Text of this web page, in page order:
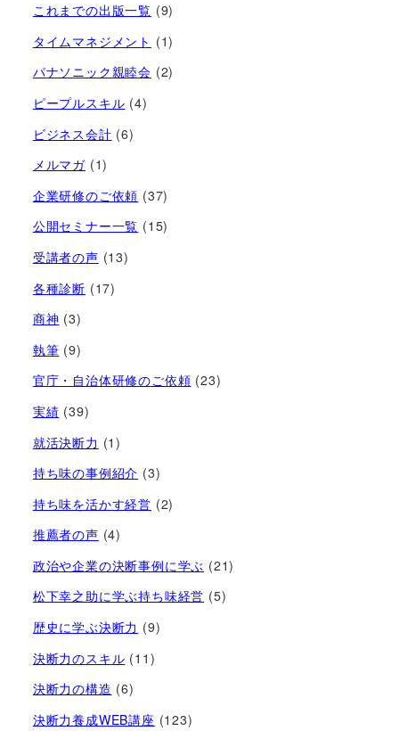
これまでの出版一覧 (9)
タイムマネジメント (1)
パナソニック親睦会 (2)
ピープルスキル (4)
ビジネス会計 (6)
メルマガ (1)
企業研修のご依頼 (37)
公開セミナー一覧 (15)
受講者の声 (13)
各種診断 (17)
商神 (3)
執筆 (9)
官庁・自治体研修のご依頼 (23)
実績 (39)
就活決断力 (1)
持ち味の事例紹介 (3)
持ち味を活かす経営​ (2)
推薦者の声 (4)
政治や企業の決断事例に学ぶ (21)
松下幸之助に学ぶ持ち味経営 (5)
歴史に学ぶ決断力 (9)
決断力のスキル (11)
決断力の構造 (6)
決断力養成WEB講座 (123)